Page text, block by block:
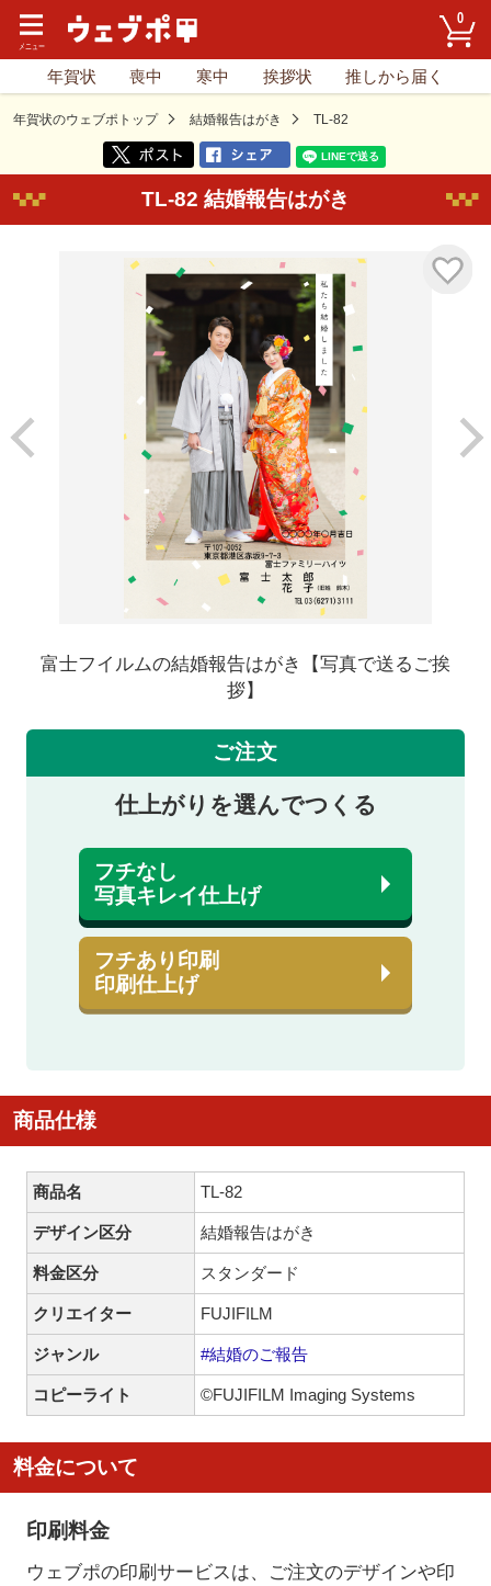
0
年賀状 喪中 寒中 挨拶状 推しから届く
年賀状のウェブポトップ 結婚報告はがき TL-82
TL-82 結婚報告はがき
富士フイルムの結婚報告はがき【写真で送るご挨
拶】
ご注文
仕上がりを選んでつくる
フチなし
写真キレイ仕上げ
フチあり印刷
印刷仕上げ
商品仕様
商品名 TL-82
デザイン区分 結婚報告はがき
料金区分 スタンダード
クリエイター FUJIFILM
ジャンル #結婚のご報告
コピーライト ©FUJIFILM Imaging Systems
料金について
印刷料金
ウェブポの印刷サービスは、ご注文のデザインや印